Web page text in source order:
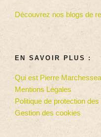
Découvrez nos blogs de
EN SAVOIR PLUS :
Qui est Pierre
Mentions Légales
Politique de protection
Gestion des cookies